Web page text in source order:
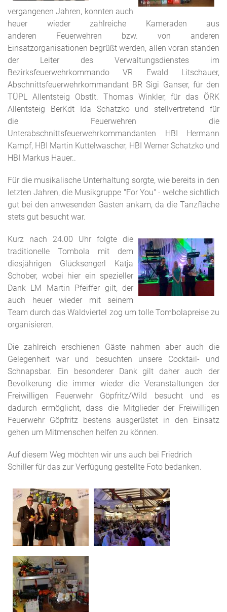
vergangenen Jahren, konnten auch
heuer wieder zahlreiche Kameraden aus
anderen Feuerwehren bzw. von anderen
Einsatzorganisationen begrüßt werden, allen voran standen
der Leiter des Verwaltungsdienstes im
Bezirksfeuerwehrkommando VR Ewald Litschauer,
Abschnittsfeuerwehrkommandant BR Sigi Ganser, für den
TÜPL Allentsteig Obstlt. Thomas Winkler, für das ÖRK
Allentsteig BerKdt Ida Schatzko und stellvertretend für
die Feuerwehren die
Unterabschnittsfeuerwehrkommandanten HBI Hermann
Kampf, HBI Martin Kuttelwascher, HBI Werner Schatzko und
HBI Markus Hauer..
Für die musikalische Unterhaltung sorgte, wie bereits in den
letzten Jahren, die Musikgruppe "For You" - welche sichtlich
gut bei den anwesenden Gästen ankam, da die Tanzfläche
stets gut besucht war.
Kurz nach 24.00 Uhr folgte die
traditionelle Tombola mit dem
diesjährigen Glücksengerl Katja
Schober, wobei hier ein spezieller
Dank LM Martin Pfeiffer gilt, der
auch heuer wieder mit seinem
Team durch das Waldviertel zog um tolle Tombolapreise zu
organisieren.
Die zahlreich erschienen Gäste nahmen aber auch die
Gelegenheit war und besuchten unsere Cocktail- und
Schnapsbar. Ein besonderer Dank gilt daher auch der
Bevölkerung die immer wieder die Veranstaltungen der
Freiwilligen Feuerwehr Göpfritz/Wild besucht und es
dadurch ermöglicht, dass die Mitglieder der Freiwilligen
Feuerwehr Göpfritz bestens ausgerüstet in den Einsatz
gehen um Mitmenschen helfen zu können.
Auf diesem Weg möchten wir uns auch bei Friedrich
Schiller für das zur Verfügung gestellte Foto bedanken.